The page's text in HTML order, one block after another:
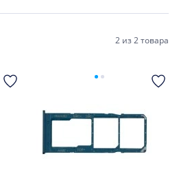
2 из2 товара